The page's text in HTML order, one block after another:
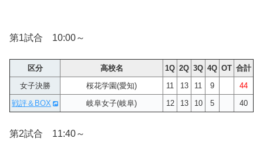
第1試合 10:00～
区分 高校名 1Q 2Q 3Q 4Q OT 合計
女子決勝
桜花学園(愛知) 11 13 11 9
44
戦評＆BOX
岐阜女子(岐阜) 12 13 10 5 40
第2試合 11:40～